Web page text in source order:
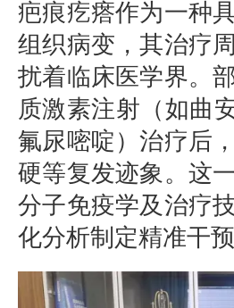
疤痕疙瘩作为一种
组织病变，其治疗
扰着临床医学界。
质激素注射（如曲
氟尿嘧啶）治疗后
硬等复发迹象。这
分子免疫学及治疗
化分析制定精准干预